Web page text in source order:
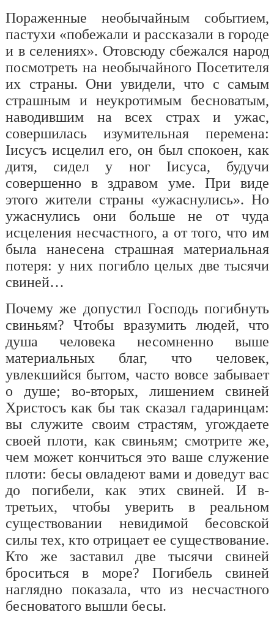
Пораженные необычайным событием,
пастухи «побежали и рассказали в городе
и в селениях». Отовсюду сбежался народ
посмотреть на необычайного Посетителя
их страны. Они увидели, что с самым
страшным и неукротимым бесноватым,
наводившим на всех страх и ужас,
совершилась изумительная перемена:
Iисусъ исцелил его, он был спокоен, как
дитя, сидел у ног Iисуса, будучи
совершенно в здравом уме. При виде
этого жители страны «ужаснулись». Но
ужаснулись они больше не от чуда
исцеления несчастного, а от того, что им
была нанесена страшная материальная
потеря: у них погибло целых две тысячи
свиней…
Почему же допустил Господь погибнуть
свиньям? Чтобы вразумить людей, что
душа человека несомненно выше
материальных благ, что человек,
увлекшийся бытом, часто вовсе забывает
о душе; во-вторых, лишением свиней
Христосъ как бы так сказал гадаринцам:
вы служите своим страстям, угождаете
своей плоти, как свиньям; смотрите же,
чем может кончиться это ваше служение
плоти: бесы овладеют вами и доведут вас
до погибели, как этих свиней. И в-
третьих, чтобы уверить в реальном
существовании невидимой бесовской
силы тех, кто отрицает ее существование.
Кто же заставил две тысячи свиней
броситься в море? Погибель свиней
наглядно показала, что из несчастного
бесноватого вышли бесы.